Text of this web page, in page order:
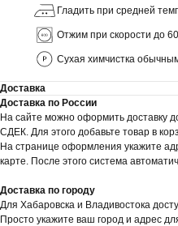
Гладить при средней
Отжим при скорости до
Сухая химчистка
Доставка
Доставка по России
На сайте можно оформить доставку
СДЕК. Для этого добавьте товар в
На странице оформления укажите
карте. После этого система
Доставка по городу
Для Хабаровска и Владивостока
Просто укажите ваш город и адрес